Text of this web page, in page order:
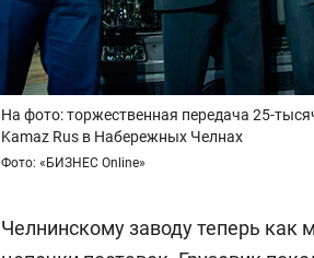
На фото: торжественная передача 25-
Kamaz Rus в Набережных Челнах
Фото: «БИЗНЕС Online»
Челнинскому заводу теперь